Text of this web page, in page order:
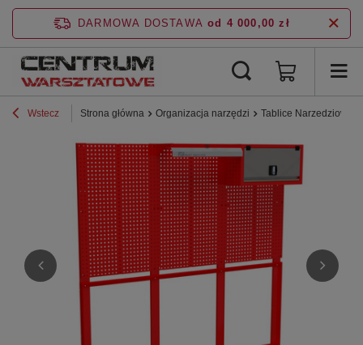
DARMOWA DOSTAWA od 4 000,00 zł
Wstecz Strona główna Organizacja narzędzi Tablice Narzedziowe